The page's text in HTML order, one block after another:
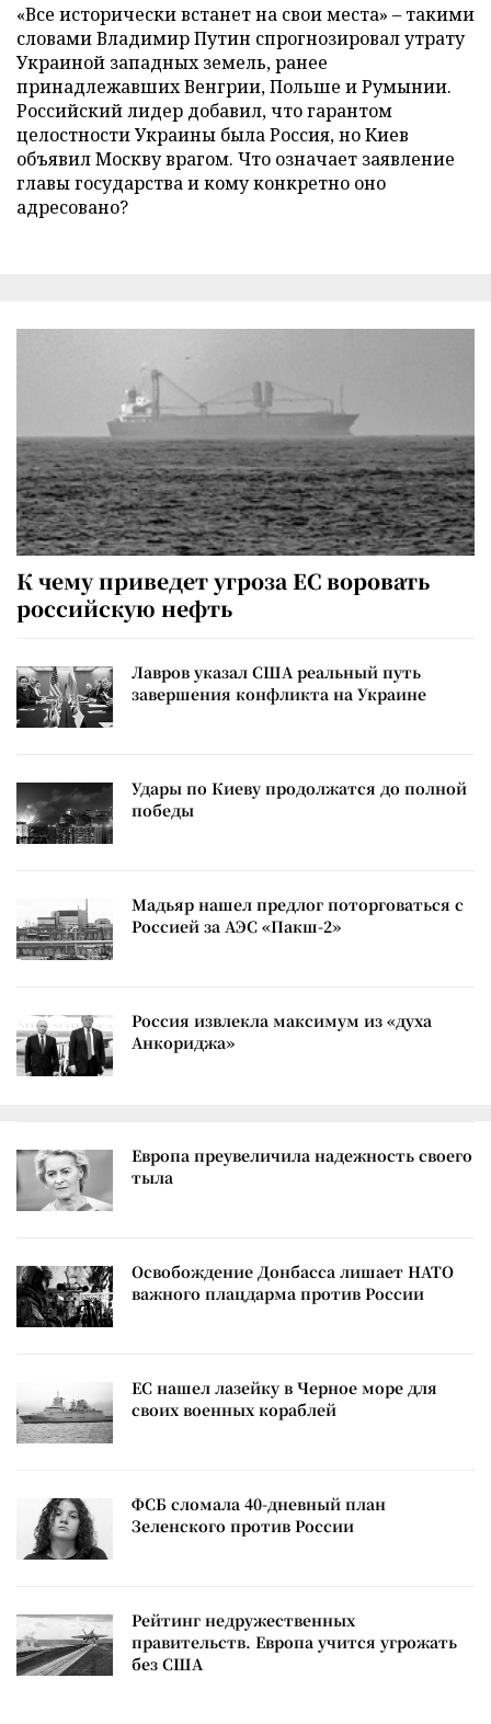
«Все исторически встанет на свои места» – такими
словами Владимир Путин спрогнозировал утрату
Украиной западных земель, ранее
принадлежавших Венгрии, Польше и Румынии.
Российский лидер добавил, что гарантом
целостности Украины была Россия, но Киев
объявил Москву врагом. Что означает заявление
главы государства и кому конкретно оно
адресовано?
К чему приведет угроза ЕС воровать
российскую нефть
Лавров указал США реальный путь
завершения конфликта на Украине
Удары по Киеву продолжатся до полной
победы
Мадьяр нашел предлог поторговаться с
Россией за АЭС «Пакш-2»
Россия извлекла максимум из «духа
Анкориджа»
Европа преувеличила надежность своего
тыла
Освобождение Донбасса лишает НАТО
важного плацдарма против России
ЕС нашел лазейку в Черное море для
своих военных кораблей
ФСБ сломала 40-дневный план
Зеленского против России
Рейтинг недружественных
правительств. Европа учится угрожать
без США